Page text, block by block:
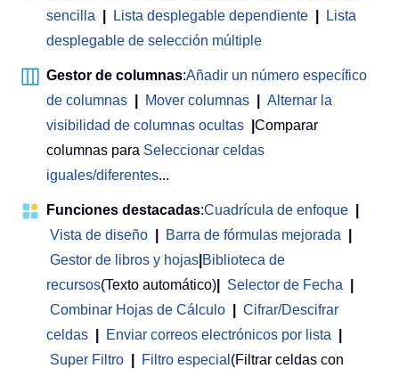
sencilla
Lista desplegable dependiente
Lista
desplegable de selección múltiple
Gestor de columnas:Añadir un número específico
de columnas
Mover columnas
Alternar la
visibilidad de columnas ocultas
Comparar
columnas para Seleccionar celdas
iguales/diferentes...
Funciones destacadas:Cuadrícula de enfoque
Vista de diseño
Barra de fórmulas mejorada
Gestor de libros y hojas Biblioteca de
recursos(Texto automático) Selector de Fecha
Combinar Hojas de Cálculo
Cifrar/Descifrar
celdas
Enviar correos electrónicos por lista
Super Filtro
Filtro especial (Filtrar celdas con